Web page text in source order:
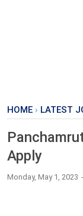
HOME › LATEST
Apply
Monday, May 1, 2023